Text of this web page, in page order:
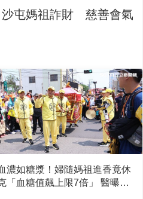
沙屯媽祖詐財 慈善會氣
濃如糖漿！婦隨媽祖進香竟休
「血糖值飆上限7倍」 醫曝原